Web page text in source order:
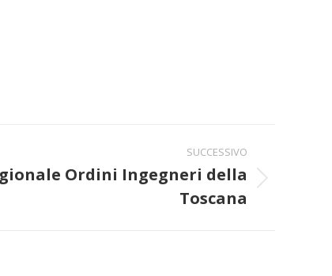
SUCCESSIVO
Ordini Ingegneri della
Toscana